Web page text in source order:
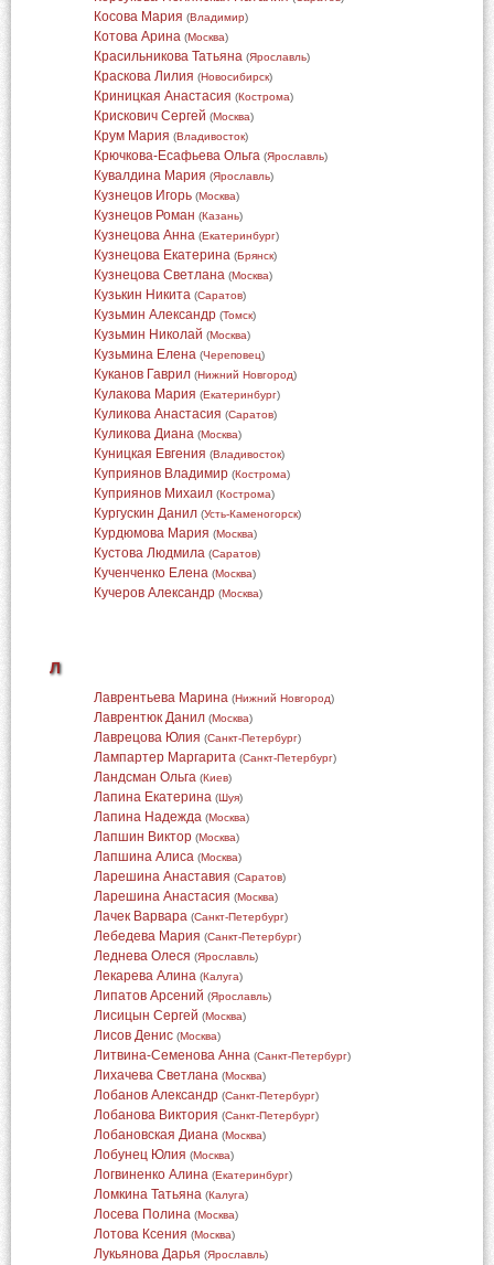
Косова Мария (Владимир)
Котова Арина (Москва)
Красильникова Татьяна (Ярославль)
Краскова Лилия (Новосибирск)
Криницкая Анастасия (Кострома)
Крискович Сергей (Москва)
Крум Мария (Владивосток)
Крючкова-Есафьева Ольга (Ярославль)
Кувалдина Мария (Ярославль)
Кузнецов Игорь (Москва)
Кузнецов Роман (Казань)
Кузнецова Анна (Екатеринбург)
Кузнецова Екатерина (Брянск)
Кузнецова Светлана (Москва)
Кузькин Никита (Саратов)
Кузьмин Александр (Томск)
Кузьмин Николай (Москва)
Кузьмина Елена (Череповец)
Куканов Гаврил (Нижний Новгород)
Кулакова Мария (Екатеринбург)
Куликова Анастасия (Саратов)
Куликова Диана (Москва)
Куницкая Евгения (Владивосток)
Куприянов Владимир (Кострома)
Куприянов Михаил (Кострома)
Кургускин Данил (Усть-Каменогорск)
Курдюмова Мария (Москва)
Кустова Людмила (Саратов)
Кученченко Елена (Москва)
Кучеров Александр (Москва)
Л
Лаврентьева Марина (Нижний Новгород)
Лаврентюк Данил (Москва)
Лаврецова Юлия (Санкт-Петербург)
Лампартер Маргарита (Санкт-Петербург)
Ландсман Ольга (Киев)
Лапина Екатерина (Шуя)
Лапина Надежда (Москва)
Лапшин Виктор (Москва)
Лапшина Алиса (Москва)
Ларешина Анаставия (Саратов)
Ларешина Анастасия (Москва)
Лачек Варвара (Санкт-Петербург)
Лебедева Мария (Санкт-Петербург)
Леднева Олеся (Ярославль)
Лекарева Алина (Калуга)
Липатов Арсений (Ярославль)
Лисицын Сергей (Москва)
Лисов Денис (Москва)
Литвина-Семенова Анна (Санкт-Петербург)
Лихачева Светлана (Москва)
Лобанов Александр (Санкт-Петербург)
Лобанова Виктория (Санкт-Петербург)
Лобановская Диана (Москва)
Лобунец Юлия (Москва)
Логвиненко Алина (Екатеринбург)
Ломкина Татьяна (Калуга)
Лосева Полина (Москва)
Лотова Ксения (Москва)
Лукьянова Дарья (Ярославль)